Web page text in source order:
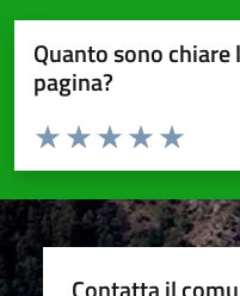
Quanto sono
pagina?
Valuta da 1 a 5 stelle la pagina
Valuta 5
Valuta 4
Valuta 3 stelle su
Valuta 2 stelle su 5
Valuta 1 stelle su 5